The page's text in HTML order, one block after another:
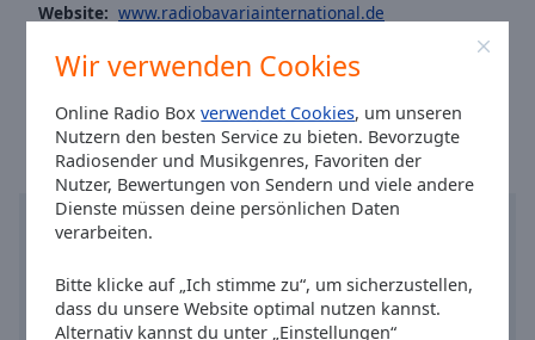
Wir verwenden Cookies
Online Radio Boxverwendet Cookies, um unseren
Nutzern den besten Service zu bieten. Bevorzugte
Radiosender und Musikgenres, Favoriten der
Nutzer, Bewertungen von Sendern und viele andere
Dienste müssen deine persönlichen Daten
verarbeiten.
Bitte klicke auf „Ich stimme zu“, um sicherzustellen,
dass du unsere Website optimal nutzen kannst.
Alternativ kannst du unter „Einstellungen“
Font
Website: www.radiobavariainternational.de
Ortszeit in München :15:26 , 08.08.2026